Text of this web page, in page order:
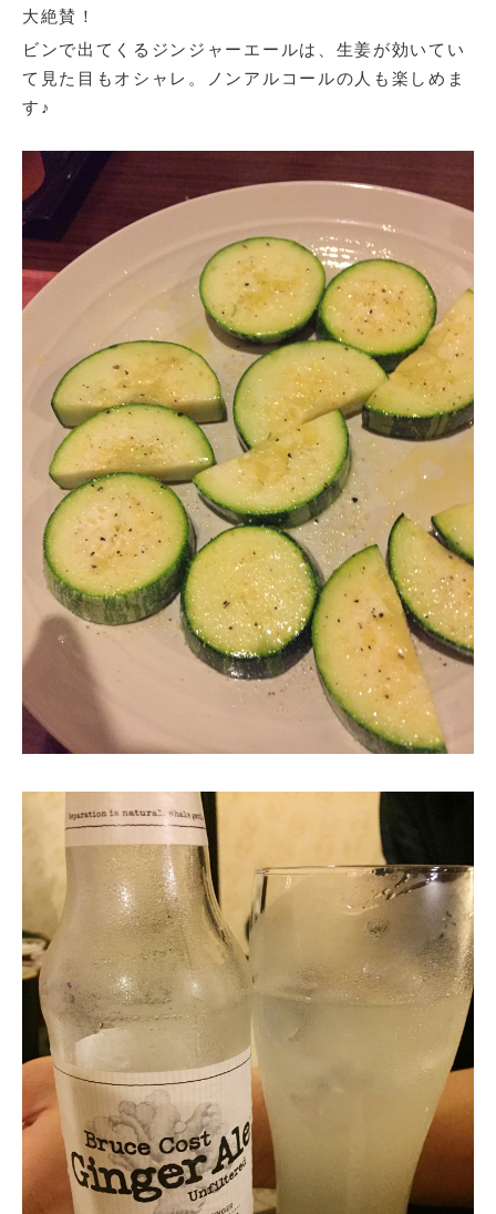
大絶賛！
ビンで出てくるジンジャーエールは、生姜が効いてい
て見た目もオシャレ。ノンアルコールの人も楽しめま
す♪